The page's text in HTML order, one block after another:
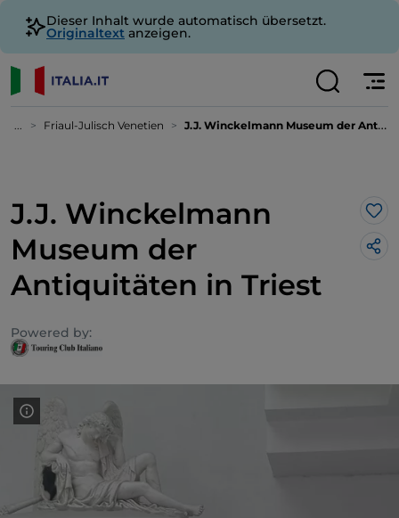
Dieser Inhalt wurde automatisch übersetzt.
Originaltext anzeigen.
... Friaul-Julisch Venetien J.J. Winckelmann Museum der Antiquitäten in Triest
J.J. Winckelmann
Museum der
Antiquitäten in Triest
Powered by: